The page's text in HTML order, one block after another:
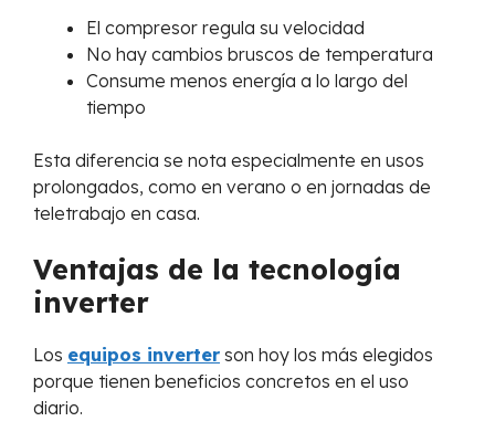
El compresor regula su velocidad
No hay cambios bruscos de temperatura
Consume menos energía a lo largo del
tiempo
Esta diferencia se nota especialmente en usos
prolongados, como en verano o en jornadas de
teletrabajo en casa.
Ventajas de la tecnología
inverter
Los equipos inverter son hoy los más elegidos
porque tienen beneficios concretos en el uso
diario.